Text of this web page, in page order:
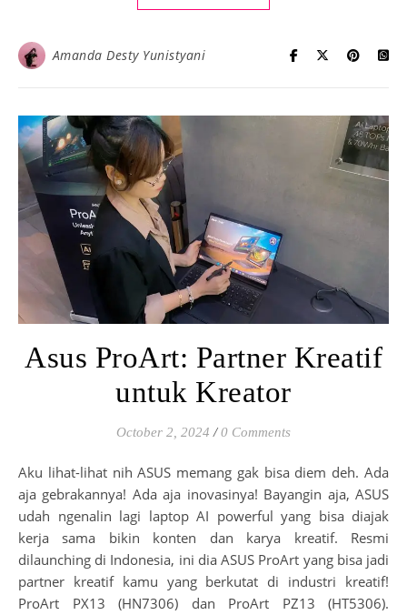
Amanda Desty Yunistyani
Asus ProArt: Partner Kreatif
untuk Kreator
October 2, 2024 / 0 Comments
Aku lihat-lihat nih ASUS memang gak bisa diem deh. Ada
aja gebrakannya! Ada aja inovasinya! Bayangin aja, ASUS
udah ngenalin lagi laptop AI powerful yang bisa diajak
kerja sama bikin konten dan karya kreatif. Resmi
dilaunching di Indonesia, ini dia ASUS ProArt yang bisa jadi
partner kreatif kamu yang berkutat di industri kreatif!
ProArt PX13 (HN7306) dan ProArt PZ13 (HT5306).